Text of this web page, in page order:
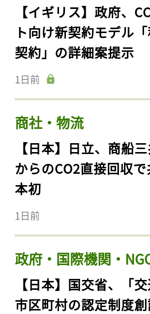
【イギリス】政府、
ト向け新契約モデル
契約」の詳細案提示
1日前
商社・物流
【日本】日立、商船
からのCO2直接回収
本初
1日前
政府・国際機関・
【日本】国交省、「
市区町村の認定制度